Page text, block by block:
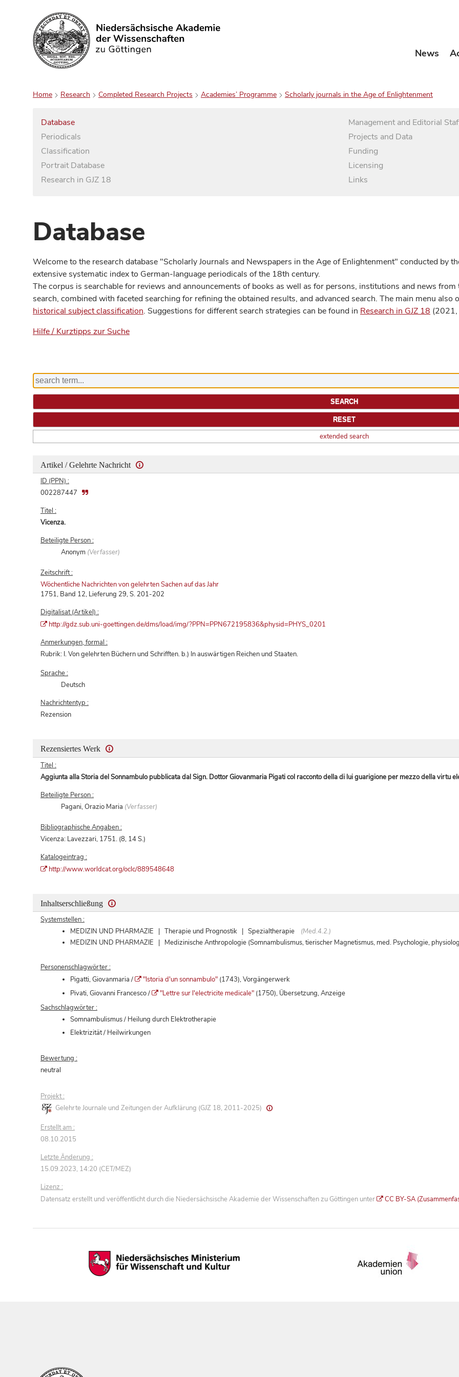
Search News
Home Research Completed Research Projects Academies’ Programme Scholarly journals in the Age of Enlightenment
Database
Periodicals
Classification
Portrait Database
Research in GJZ 18
Management and Editorial
Projects and Data
Funding
Licensing
Links
Database
Welcome to the research database "Scholarly Journals and Newspapers in the Age of Enlightenment" conducted by
extensive systematic index to German-language periodicals of the 18th century.
The corpus is searchable for reviews and announcements of books as well as for persons, institutions and news
search, combined with faceted searching for refining the obtained results, and advanced search. The main menu also
historical subject classification. Suggestions for different search strategies can be found in Research in GJZ 18 (2021,
Hilfe / Kurztipps zur Suche
extended search
Artikel / Gelehrte Nachricht
ID (PPN) :
002287447
Titel :
Vicenza.
Beteiligte Person :
Anonym (Verfasser)
Zeitschrift :
Wöchentliche Nachrichten von gelehrten Sachen auf das Jahr
1751, Band 12, Lieferung 29, S. 201-202
Digitalisat (Artikel) :
http://gdz.sub.uni-goettingen.de/dms/load/img/?PPN=PPN672195836&physid=PHYS_0201
Anmerkungen, formal :
Rubrik: I. Von gelehrten Büchern und Schrifften. b.) In auswärtigen Reichen und Staaten.
Sprache :
Deutsch
Nachrichtentyp :
Rezension
Rezensiertes Werk
Titel :
Aggiunta alla Storia del Sonnambulo pubblicata dal Sign. Dottor Giovanmaria Pigati col racconto della di lui guarigione per mezzo della virtu
Beteiligte Person :
Pagani, Orazio Maria (Verfasser)
Bibliographische Angaben :
Vicenza: Lavezzari, 1751. (8, 14 S.)
Katalogeintrag :
http://www.worldcat.org/oclc/889548648
Inhaltserschließung
Systemstellen :
MEDIZIN UND PHARMAZIE | Therapie und Prognostik | Spezialtherapie
(Med.4.2.)
MEDIZIN UND PHARMAZIE | Medizinische Anthropologie (Somnambulismus, tierischer Magnetismus, med. Psychologie,
Personenschlagwörter :
Pigatti, Giovanmaria /
"Istoria d'un sonnambulo" (1743), Vorgängerwerk
Pivati, Giovanni Francesco /
"Lettre sur l'electricite medicale" (1750), Übersetzung, Anzeige
Sachschlagwörter :
Somnambulismus / Heilung durch Elektrotherapie
Elektrizität / Heilwirkungen
Bewertung :
neutral
Projekt :
Gelehrte Journale und Zeitungen der Aufklärung (GJZ 18, 2011-2025)
Erstellt am :
08.10.2015
Letzte Änderung :
15.09.2023, 14:20 (CET/MEZ)
Lizenz :
Datensatz erstellt und veröffentlicht durch die Niedersächsische Akademie der Wissenschaften zu Göttingen unter
CC BY-SA